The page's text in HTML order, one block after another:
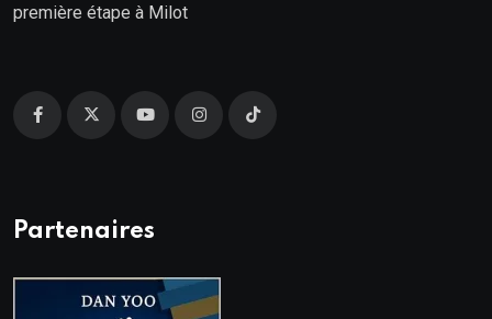
première étape à Milot
Partenaires